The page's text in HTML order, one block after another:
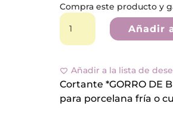
Compra este producto y
Cortante
*GORRO
DE
Añadir
Añadir a la lista de
Cortante *GORRO DE
para porcelana fría o